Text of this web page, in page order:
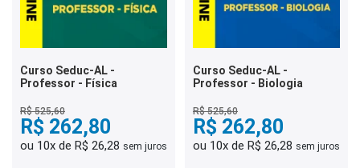
Curso Seduc-AL -
Professor - Física
R$ 525,60
R$ 262,80
ou 10x de R$ 26,28 sem juros
Curso Seduc-AL -
Professor - Biologia
R$ 525,60
R$ 262,80
ou 10x de R$ 26,28 sem juros